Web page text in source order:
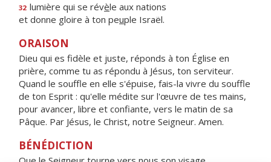
32 lumière qui se révèle aux nations
et donne gloire à ton peuple Israël.
ORAISON
Dieu qui es fidèle et juste, réponds à ton Église en
prière, comme tu as répondu à Jésus, ton serviteur.
Quand le souffle en elle s'épuise, fais-la vivre du souffle
de ton Esprit : qu'elle médite sur l'œuvre de tes mains,
pour avancer, libre et confiante, vers le matin de sa
Pâque. Par Jésus, le Christ, notre Seigneur. Amen.
BÉNÉDICTION